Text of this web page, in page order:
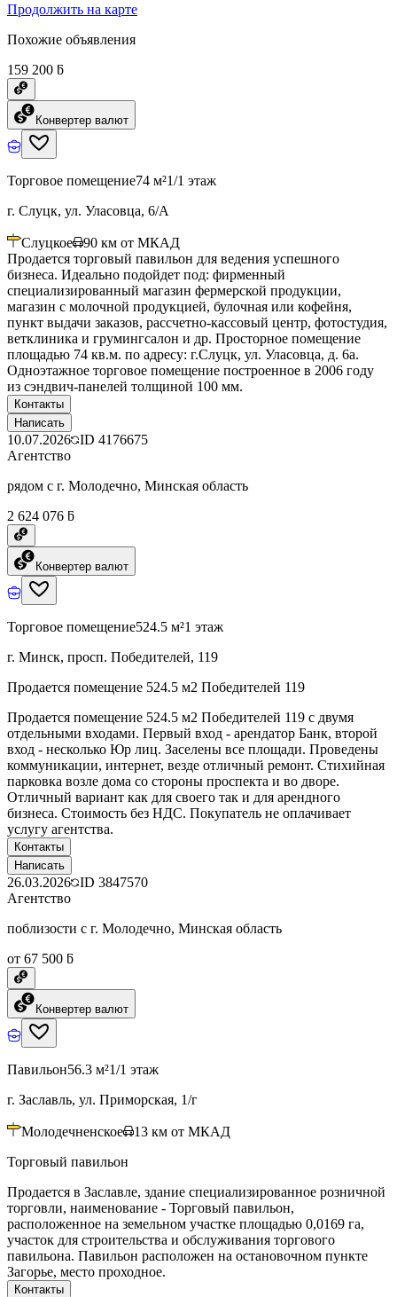
Продолжить на карте
Похожие объявления
159 200 ƃ
Конвертер валют
Торговое помещение74 м²1/1 этаж
г. Слуцк, ул. Уласовца, 6/А
Слуцкое 90 км от МКАД
Продается торговый павильон для ведения успешного
бизнеса. Идеально подойдет под: фирменный
специализированный магазин фермерской продукции,
магазин с молочной продукцией, булочная или кофейня,
пункт выдачи заказов, рассчетно-кассовый центр, фотостудия,
ветклиника и грумингсалон и др. Просторное помещение
площадью 74 кв.м. по адресу: г.Слуцк, ул. Уласовца, д. 6а.
Одноэтажное торговое помещение построенное в 2006 году
из сэндвич-панелей толщиной 100 мм.
Контакты
Написать
10.07.2026 ID 4176675
Агентство
рядом с г. Молодечно, Минская область
2 624 076 ƃ
Конвертер валют
Торговое помещение524.5 м²1 этаж
г. Минск, просп. Победителей, 119
Продается помещение 524.5 м2 Победителей 119
Продается помещение 524.5 м2 Победителей 119 с двумя
отдельными входами. Первый вход - арендатор Банк, второй
вход - несколько Юр лиц. Заселены все площади. Проведены
коммуникации, интернет, везде отличный ремонт. Стихийная
парковка возле дома со стороны проспекта и во дворе.
Отличный вариант как для своего так и для арендного
бизнеса. Стоимость без НДС. Покупатель не оплачивает
услугу агентства.
Контакты
Написать
26.03.2026 ID 3847570
Агентство
поблизости с г. Молодечно, Минская область
от 67 500 ƃ
Конвертер валют
Павильон56.3 м²1/1 этаж
г. Заславль, ул. Приморская, 1/г
Молодечненское 13 км от МКАД
Торговый павильон
Продается в Заславле, здание специализированное розничной
торговли, наименование - Торговый павильон,
расположенное на земельном участке площадью 0,0169 га,
участок для строительства и обслуживания торгового
павильона. Павильон расположен на остановочном пункте
Загорье, место проходное.
Контакты